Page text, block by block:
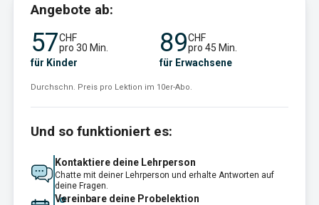
Angebote ab:
57CHF
pro 30 Min.
für Kinder
89CHF
pro 45 Min.
für Erwachsene
Durchschn. Preis pro Lektion im 10er-Abo.
Und so funktioniert es:
Kontaktiere deine Lehrperson
Chatte mit deiner Lehrperson und erhalte Antworten auf
deine Fragen.
Vereinbare deine Probelektion